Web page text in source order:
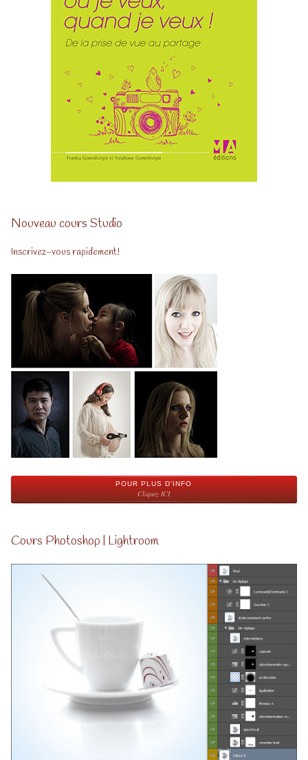
Nouveau cours Studio
Inscrivez-vous rapidement!
POUR PLUS D'INFO
Cliquez ICI
Cours Photoshop | Lightroom